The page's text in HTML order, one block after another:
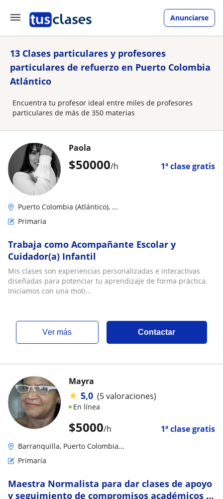
Anunciarse
13 Clases particulares y profesores
particulares de refuerzo en Puerto Colombia
Atlántico
Encuentra tu profesor ideal entre miles de profesores
particulares de más de 350 materias
$50000/h 1ª clase gratis
Paola
Puerto Colombia (Atlántico), ...
Primaria
Trabaja como Acompañante Escolar y
Cuidador(a) Infantil
Mis clases son experiencias personalizadas e interactivas
diseñadas para potenciar tu aprendizaje de forma práctica.
Iniciamos con una moti...
ver más Contactar
$5000/h 1ª clase gratis
Mayra
★ 5,0 (5 valoraciones)
En línea
Barranquilla, Puerto Colombia...
Primaria
Maestra Normalista para dar clases de apoyo
y seguimiento de compromisos académicos o